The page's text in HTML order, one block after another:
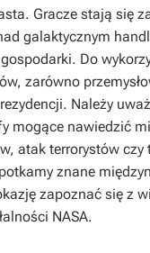
Gracze stają się
galaktycznym
Do
zarówno
Należy
mogące nawiedzić
atak terrorystów czy
znane
zapoznać się z
NASA.